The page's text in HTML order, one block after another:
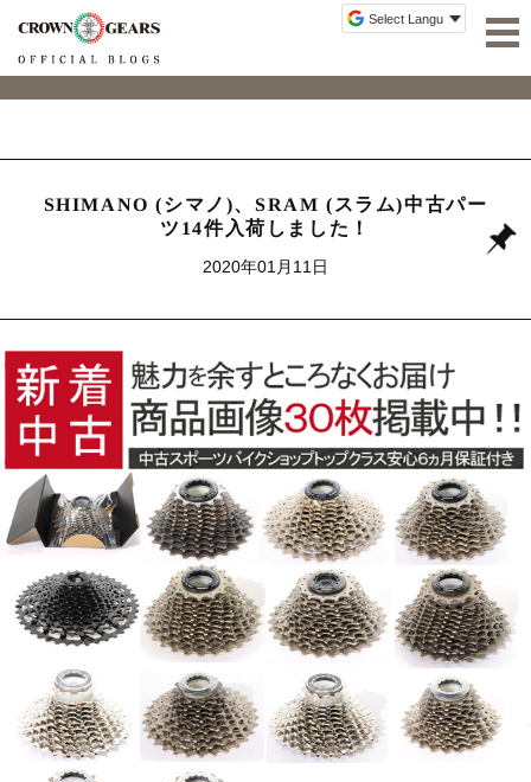
SHIMANO (シマノ)、SRAM (スラム)中古パー
ツ14件入荷しました！
2020年01月11日